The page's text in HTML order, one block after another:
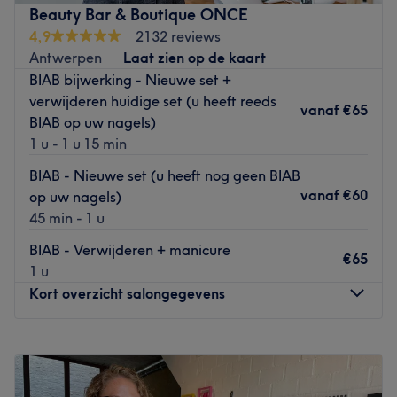
Go to venue
verloopt.
⏳ Niet alle data zijn online zichtbaar – het is de moeite
waard om contact op te nemen.
💬 Wij reageren snel en persoonlijk ✨
💬 WhatsApp: +32 498 68 33 49
In de salon krijgt U 10% korting bij de eerste inschrijving
via WhatsAPP of Instagram. Op elke 5de afspraak krijgt
U ook 10% korting.
'Daar krijgt U ook toegang tot mij
volledig agenda.
Go to venue
Beauty Bar & Boutique ONCE
4,9
2132 reviews
Antwerpen
Laat zien op de kaart
BIAB bijwerking - Nieuwe set +
verwijderen huidige set (u heeft reeds
BIAB op uw nagels)
1 u - 1 u 15 min
vanaf €65
BIAB - Nieuwe set (u heeft nog geen BIAB
op uw nagels)
45 min - 1 u
vanaf €60
BIAB - Verwijderen + manicure
1 u
€65
Kort overzicht salongegevens
Dinsdag
Woensdag